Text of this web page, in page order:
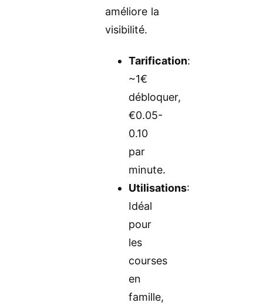
améliore la
visibilité.
Tarification:
~1€
débloquer,
€0.05-
0.10
par
minute.
Utilisations:
Idéal
pour
les
courses
en
famille,